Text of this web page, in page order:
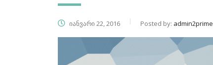
იანვარი 22, 2016 Posted by: admin2prime